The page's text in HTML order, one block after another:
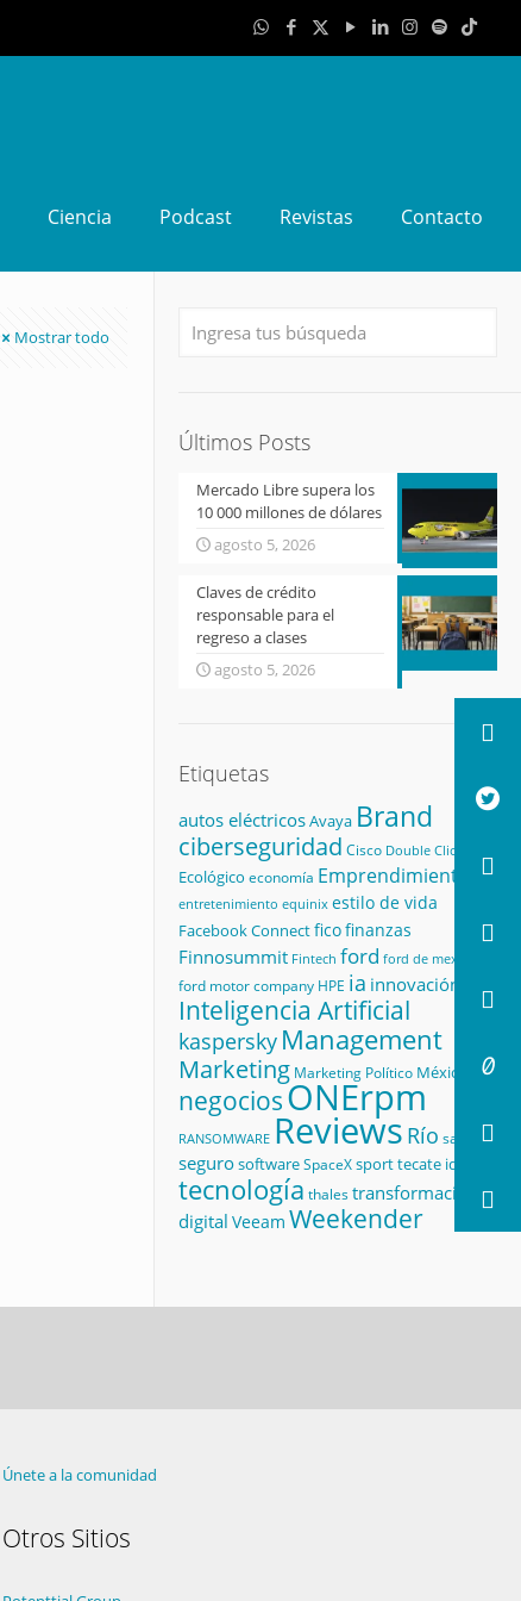
Ciencia Podcast Revistas Contacto
Mostrar todo
Últimos Posts
Mercado Libre supera los
10 000 millones de dólares
agosto 5, 2026
Claves de crédito
responsable para el
regreso a clases
agosto 5, 2026
Etiquetas
autos eléctricosAvaya Brand
ciberseguridad Cisco Double Click
Ecológico economía Emprendimiento
entretenimiento equinix estilo de vida
Facebook Connectficofinanzas
Finnosummit Fintech ford ford de mexico
ford motor company HPE ia innovación
Inteligencia Artificial
kaspersky Management
Marketing Marketing Político México
negociosONErpm
RANSOMWARE Reviews Río salud
segurosoftwareSpaceXsporttecate id
tecnología thalestransformación
digital Veeam Weekender
Únete a la comunidad
Otros Sitios